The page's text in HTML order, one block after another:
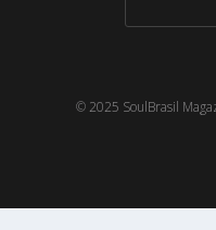
© 2025 SoulBrasil